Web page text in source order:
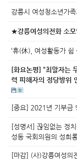
강릉시 여성청소년가
★강릉여성의전화 소
‘휴(休), 여성활동가 쉼
[화요논평] “최말자는
력 피해자의 정당방위
[중요] 2021년 기부금
[성명서] 끊임없는 정
성동 국회의원의 성희
[마감] (사)강릉여성의